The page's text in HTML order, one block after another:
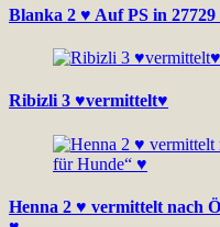
Blanka 2 ♥ Auf PS in
Ribizli 3 ♥vermittelt♥
Henna 2 ♥ vermittelt nach